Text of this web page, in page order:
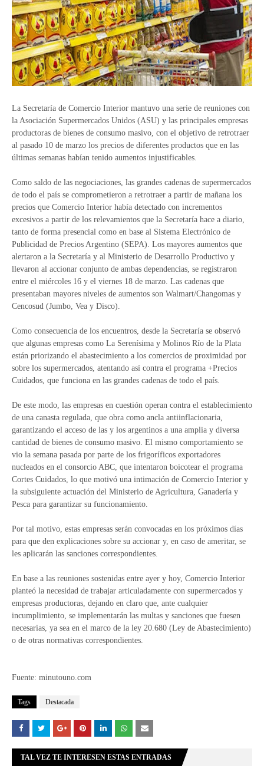
La Secretaría de Comercio Interior mantuvo una serie de reuniones con
la Asociación Supermercados Unidos (ASU) y las principales empresas
productoras de bienes de consumo masivo, con el objetivo de retrotraer
al pasado 10 de marzo los precios de diferentes productos que en las
últimas semanas habían tenido aumentos injustificables.
Como saldo de las negociaciones, las grandes cadenas de supermercados
de todo el país se comprometieron a retrotraer a partir de mañana los
precios que Comercio Interior había detectado con incrementos
excesivos a partir de los relevamientos que la Secretaría hace a diario,
tanto de forma presencial como en base al Sistema Electrónico de
Publicidad de Precios Argentino (SEPA). Los mayores aumentos que
alertaron a la Secretaría y al Ministerio de Desarrollo Productivo y
llevaron al accionar conjunto de ambas dependencias, se registraron
entre el miércoles 16 y el viernes 18 de marzo. Las cadenas que
presentaban mayores niveles de aumentos son Walmart/Changomas y
Cencosud (Jumbo, Vea y Disco).
Como consecuencia de los encuentros, desde la Secretaría se observó
que algunas empresas como La Serenísima y Molinos Río de la Plata
están priorizando el abastecimiento a los comercios de proximidad por
sobre los supermercados, atentando así contra el programa +Precios
Cuidados, que funciona en las grandes cadenas de todo el país.
De este modo, las empresas en cuestión operan contra el establecimiento
de una canasta regulada, que obra como ancla antiinflacionaria,
garantizando el acceso de las y los argentinos a una amplia y diversa
cantidad de bienes de consumo masivo. El mismo comportamiento se
vio la semana pasada por parte de los frigoríficos exportadores
nucleados en el consorcio ABC, que intentaron boicotear el programa
Cortes Cuidados, lo que motivó una intimación de Comercio Interior y
la subsiguiente actuación del Ministerio de Agricultura, Ganadería y
Pesca para garantizar su funcionamiento.
Por tal motivo, estas empresas serán convocadas en los próximos días
para que den explicaciones sobre su accionar y, en caso de ameritar, se
les aplicarán las sanciones correspondientes.
En base a las reuniones sostenidas entre ayer y hoy, Comercio Interior
planteó la necesidad de trabajar articuladamente con supermercados y
empresas productoras, dejando en claro que, ante cualquier
incumplimiento, se implementarán las multas y sanciones que fuesen
necesarias, ya sea en el marco de la ley 20.680 (Ley de Abastecimiento)
o de otras normativas correspondientes.
Fuente: minutouno.com
Tags Destacada
TAL VEZ TE INTERESEN ESTAS ENTRADAS